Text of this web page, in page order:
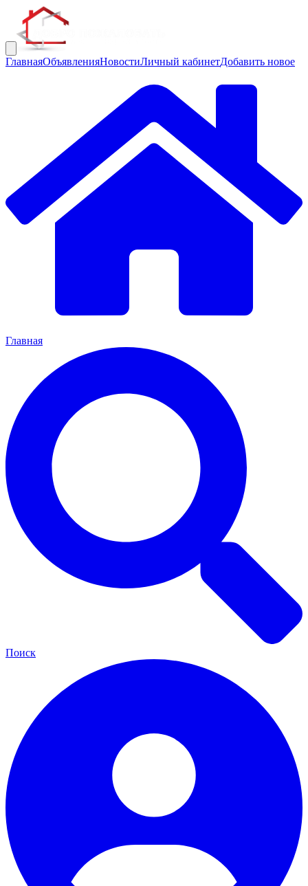
ГлавнаяОбъявленияНовостиЛичный кабинетДобавить новое
Главная
Поиск